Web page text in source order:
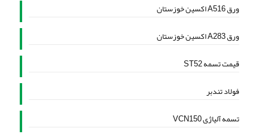
ورق A516 اکسین خوزستان
ورق A283 اکسین خوزستان
قیمت تسمه ST52
فولاد تندبر
تسمه آلیاژی VCN150